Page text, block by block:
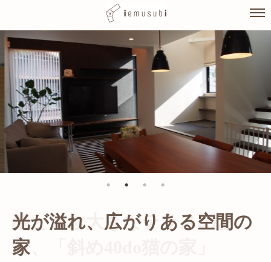
Skip
to
content
光が溢れ、広がりある空間の
家